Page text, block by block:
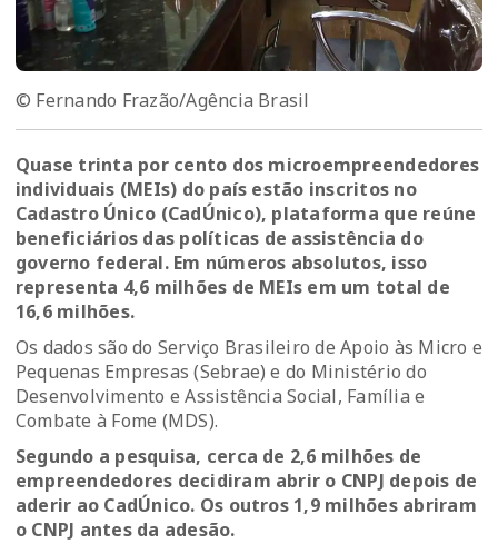
© Fernando Frazão/Agência Brasil
Quase trinta por cento dos microempreendedores
individuais (MEIs) do país estão inscritos no
Cadastro Único (CadÚnico), plataforma que reúne
beneficiários das políticas de assistência do
governo federal. Em números absolutos, isso
representa 4,6 milhões de MEIs em um total de
16,6 milhões.
Os dados são do Serviço Brasileiro de Apoio às Micro e
Pequenas Empresas (Sebrae) e do Ministério do
Desenvolvimento e Assistência Social, Família e
Combate à Fome (MDS).
Segundo a pesquisa, cerca de 2,6 milhões de
empreendedores decidiram abrir o CNPJ depois de
aderir ao CadÚnico. Os outros 1,9 milhões abriram
o CNPJ antes da adesão.